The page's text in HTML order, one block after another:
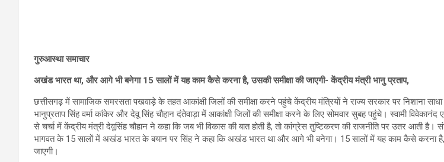
गुरुआस्था समाचार
अखंड भारत था, और आगे भी बनेगा 15 सालों में यह काम कैसे करना है, उसकी समीक्षा की जाएगी- केंद्रीय मंत्री भानु प्रताप,
छत्तीसगढ़ में सामाजिक समरसता पखवाड़े के तहत आकांक्षी जिलों की समीक्षा करने पहुंचे केंद्रीय मंत्रियों ने राज्य सरकार पर निशाना
भानुप्रताप सिंह वर्मा कांकेर और देवू सिंह चौहान दंतेवाड़ा में आकांक्षी जिलों की समीक्षा करने के लिए सोमवार सुबह पहुंचे। स्वामी विवेकानंद
से चर्चा में केंद्रीय मंत्री देवूसिंह चौहान ने कहा कि जब भी विकास की बात होती है, तो कांग्रेस तुष्टिकरण की राजनीति पर उतर आती है।
भागवत के 15 सालों में अखंड भारत के बयान पर सिंह ने कहा कि अखंड भारत था और आगे भी बनेगा। 15 सालों में यह काम कैसे करना है,
जाएगी।